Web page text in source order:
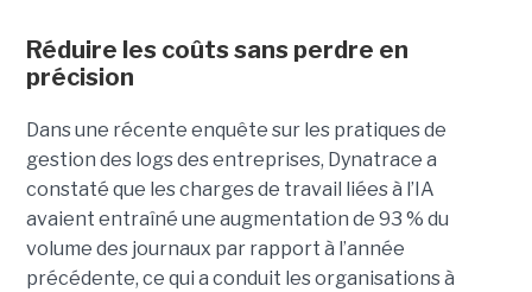
Réduire les coûts sans perdre en
précision
Dans une récente enquête sur les pratiques de
gestion des logs des entreprises, Dynatrace a
constaté que les charges de travail liées à l’IA
avaient entraîné une augmentation de 93 % du
volume des journaux par rapport à l’année
précédente, ce qui a conduit les organisations à